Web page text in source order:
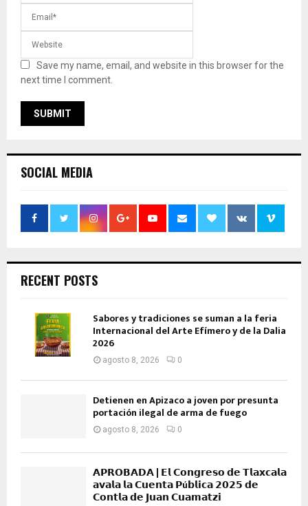
Save my name, email, and website in this browser for the
next time I comment.
SOCIAL MEDIA
RECENT POSTS
Sabores y tradiciones se suman a la feria
Internacional del Arte Efímero y de la Dalia
2026
agosto 8, 2026 0
Detienen en Apizaco a joven por presunta
portación ilegal de arma de fuego
agosto 8, 2026 0
𝗔𝗣𝗥𝗢𝗕𝗔𝗗𝗔 | 𝗘𝗹 𝗖𝗼𝗻𝗴𝗿𝗲𝘀𝗼 𝗱𝗲 𝗧𝗹𝗮𝘅𝗰𝗮𝗹𝗮
𝗮𝘃𝗮𝗹𝗮 𝗹𝗮 𝗖𝘂𝗲𝗻𝘁𝗮 𝗣ú𝗯𝗹𝗶𝗰𝗮 𝟮𝟬𝟮𝟱 𝗱𝗲
𝗖𝗼𝗻𝘁𝗹𝗮 𝗱𝗲 𝗝𝘂𝗮𝗻 𝗖𝘂𝗮𝗺𝗮𝘁𝘇𝗶